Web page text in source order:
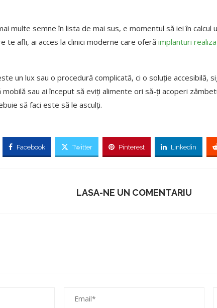
multe semne în lista de mai sus, e momentul să iei în calcul
te afli, ai acces la clinici moderne care oferă implanturi
un lux sau o procedură complicată, ci o soluție accesibilă,
sau ai început să eviți alimente ori să-ți acoperi
să faci este să le asculți.
Facebook Twitter Pinterest Linkedin
LASA-NE UN COMENTARIU